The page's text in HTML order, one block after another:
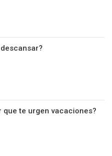
que te urgen vacaciones?